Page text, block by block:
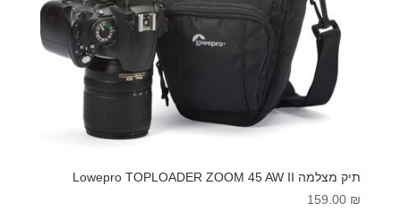
תיק מצלמה Lowepro TOPLOADER ZOOM 45 AW II
159.00 ₪